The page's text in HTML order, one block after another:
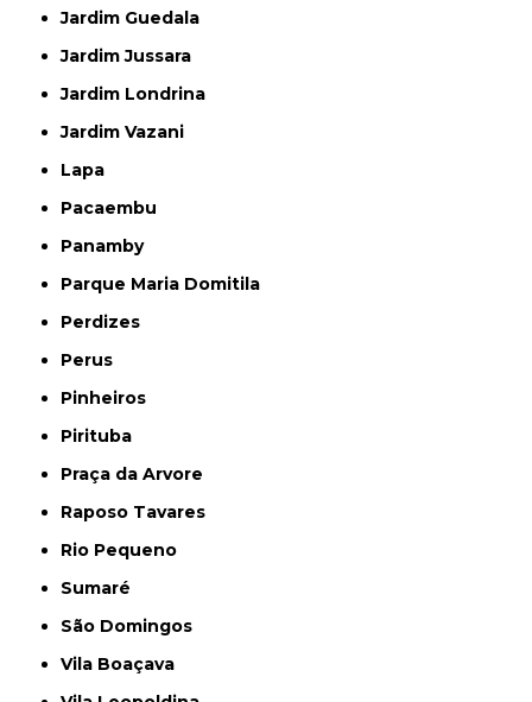
Jardim Guedala
Jardim Jussara
Jardim Londrina
Jardim Vazani
Lapa
Pacaembu
Panamby
Parque Maria Domitila
Perdizes
Perus
Pinheiros
Pirituba
Praça da Arvore
Raposo Tavares
Rio Pequeno
Sumaré
São Domingos
Vila Boaçava